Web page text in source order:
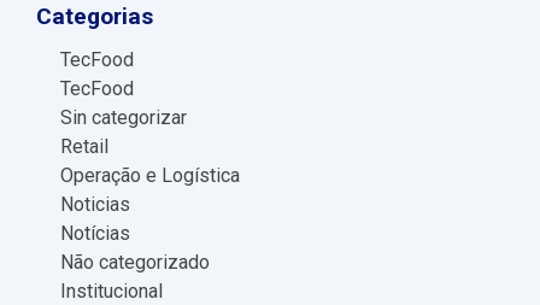
Categorias
TecFood
TecFood
Sin categorizar
Retail
Operação e Logística
Noticias
Notícias
Não categorizado
Institucional